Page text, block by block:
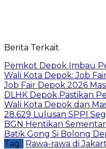
Berita Terkait
Pemkot Depok Imbau
Wali Kota Depok: Job
Job Fair Depok 2026
DLHK Depok Pastikan
Wali Kota Depok dan
28.629 Lulusan SPPI
BGN Hentikan
Batik Gong Si Bolong
Tag : Rawa-rawa di